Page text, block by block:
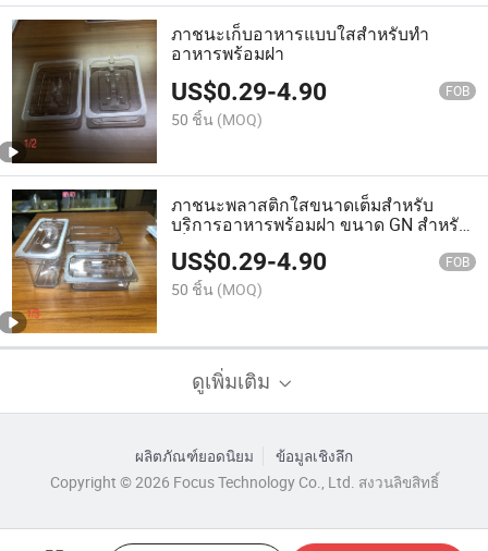
ภาชนะเก็บอาหารแบบใสสำหรับทำ
อาหารพร้อมฝา
US$0.29-4.90 FOB
50 ชิ้น (MOQ)
ภาชนะพลาสติกใสขนาดเต็มสำหรับ
บริการอาหารพร้อมฝา ขนาด GN สำหรับ
เก็บอาหาร
US$0.29-4.90 FOB
50 ชิ้น (MOQ)
ดูเพิ่มเติม
ผลิตภัณฑ์ยอดนิยม
ข้อมูลเชิงลึก
Copyright © 2026 Focus Technology Co., Ltd. สงวนลิขสิทธิ์